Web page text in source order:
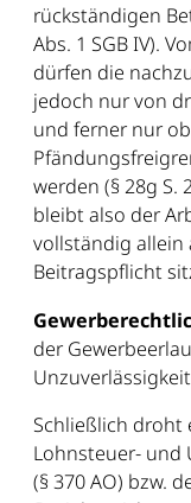
rückständigen
Abs. 1 SGB IV).
dürfen die
jedoch nur von
und ferner nur
werden (§ 28g S.
bleibt also der
vollständig allein
Beitragspflicht
der
Schließlich droht
Lohnsteuer- und
(§ 370 AO) bzw.